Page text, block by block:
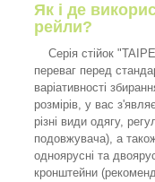
Як і де
рейли?
Серія стійок
переваг перед
варіативності
розмірів, у вас
різні види одягу,
подовжувача), а
одноярусні та
кронштейни